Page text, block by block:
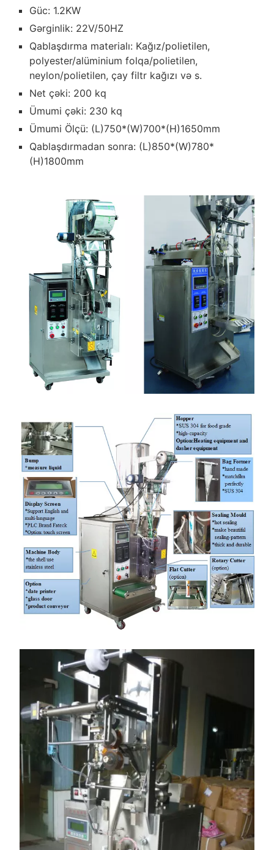
Güc: 1.2KW
Gərginlik: 22V/50HZ
Qablaşdırma materialı: Kağız/polietilen,
polyester/alüminium folqa/polietilen,
neylon/polietilen, çay filtr kağızı və s.
Net çəki: 200 kq
Ümumi çəki: 230 kq
Ümumi Ölçü: (L)750*(W)700*(H)1650mm
Qablaşdırmadan sonra: (L)850*(W)780*
(H)1800mm